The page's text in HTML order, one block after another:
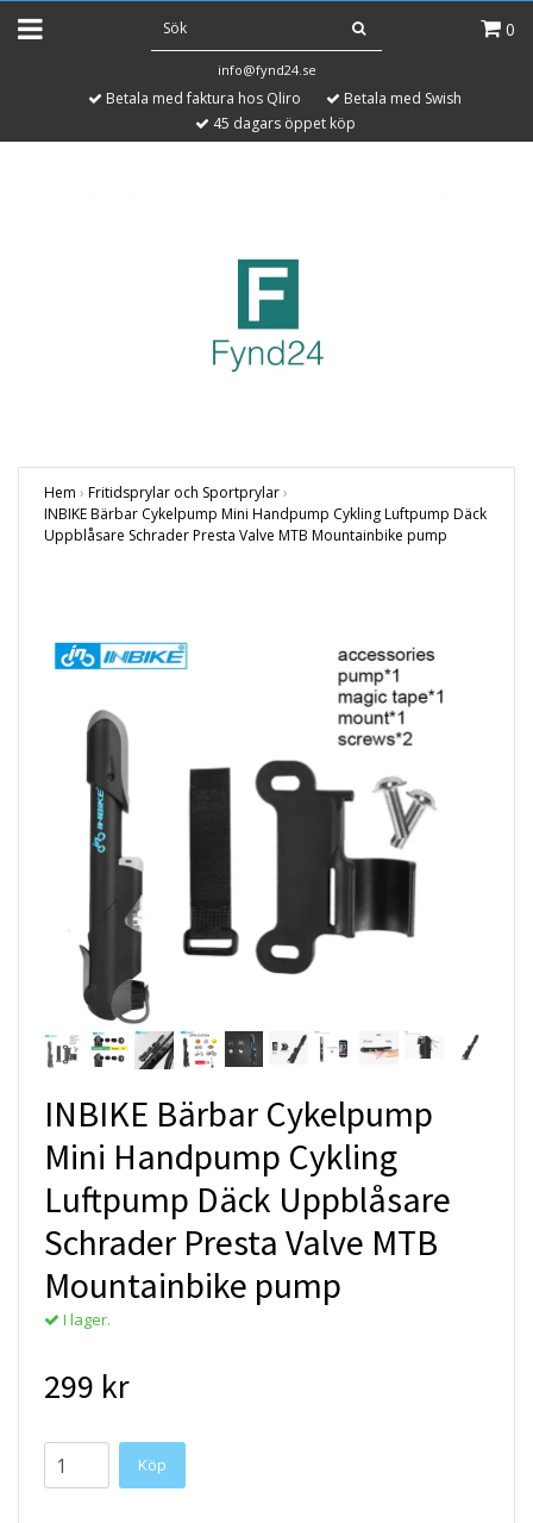
0
info@fynd24.se
Betala med faktura hos Qliro
Betala med Swish
45 dagars öppet köp
Hem › Fritidsprylar och Sportprylar›
INBIKE Bärbar Cykelpump Mini Handpump Cykling Luftpump Däck
Uppblåsare Schrader Presta Valve MTB Mountainbike pump
INBIKE Bärbar Cykelpump
Mini Handpump Cykling
Luftpump Däck Uppblåsare
Schrader Presta Valve MTB
Mountainbike pump
I lager.
299 kr